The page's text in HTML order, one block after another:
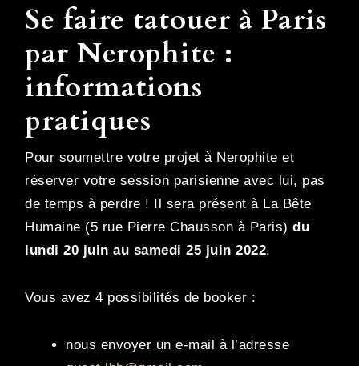
Se faire tatouer à Paris
par Nerophite :
informations
pratiques
Pour soumettre votre projet à Nerophite et
réserver votre session parisienne avec lui, pas
de temps à perdre ! Il sera présent à La Bête
Humaine (5 rue Pierre Chausson à Paris) du
lundi 20 juin au samedi 25 juin 2022.
Vous avez 4 possibilités de booker :
nous envoyer un e-mail à l’adresse